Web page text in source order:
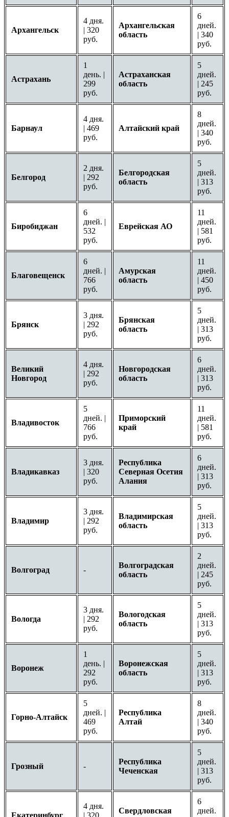
Архангельск
4 дня.
| 320
руб.
Архангельская
область
6
дней.
| 340
руб.
Астрахань
1
день. |
299
руб.
Астраханская
область
5
дней.
| 245
руб.
Барнаул
4 дня.
| 469
руб.
Алтайский край
8
дней.
| 340
руб.
Белгород
2 дня.
| 292
руб.
Белгородская
область
5
дней.
| 313
руб.
Биробиджан
6
дней. |
532
руб.
Еврейская АО
11
дней.
| 581
руб.
Благовещенск
6
дней. |
766
руб.
Амурская
область
11
дней.
| 450
руб.
Брянск
3 дня.
| 292
руб.
Брянская
область
5
дней.
| 313
руб.
Великий
Новгород
4 дня.
| 292
руб.
Новгородская
область
6
дней.
| 313
руб.
Владивосток
5
дней. |
766
руб.
Приморский
край
11
дней.
| 581
руб.
Владикавказ
3 дня.
| 320
руб.
Республика
Северная Осетия
Алания
6
дней.
| 313
руб.
Владимир
3 дня.
| 292
руб.
Владимирская
область
5
дней.
| 313
руб.
Волгоград -
Волгоградская
область
2
дней.
| 245
руб.
Вологда
3 дня.
| 292
руб.
Вологодская
область
5
дней.
| 313
руб.
Воронеж
1
день. |
292
руб.
Воронежская
область
5
дней.
| 313
руб.
Горно-Алтайск
5
дней. |
469
руб.
Республика
Алтай
8
дней.
| 340
руб.
Грозный -
Республика
Чеченская
5
дней.
| 313
руб.
4 дня.
Свердловская
6
дней.